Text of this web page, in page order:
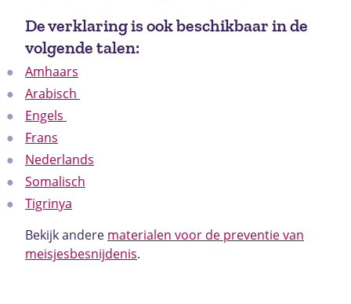
De verklaring is ook beschikbaar in de
volgende talen:
Amhaars
Arabisch
Engels
Frans
Nederlands
Somalisch
Tigrinya
Bekijk andere materialen voor de preventie van
meisjesbesnijdenis.